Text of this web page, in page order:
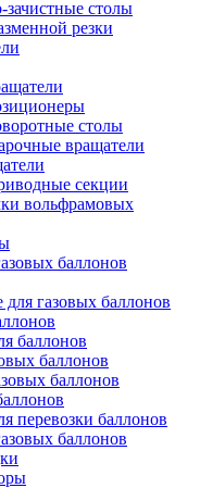
столы
резки
столы
вращатели
секции
вольфрамовых
баллонов
газовых баллонов
баллонов
баллонов
баллонов
перевозки баллонов
баллонов